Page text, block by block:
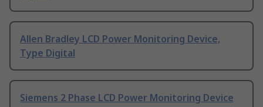
Allen Bradley LCD Power Monitoring Device,
Type Digital
Siemens 2 Phase LCD Power Monitoring Device